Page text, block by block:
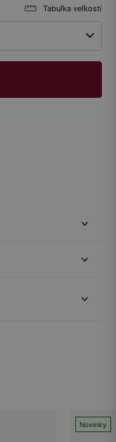
Tabuľka veľkostí
Novinky